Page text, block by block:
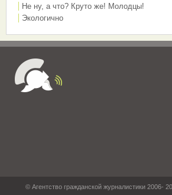
Не ну, а что? Круто же! Молодцы!
Экологично
© Агентство гражданской журналистики